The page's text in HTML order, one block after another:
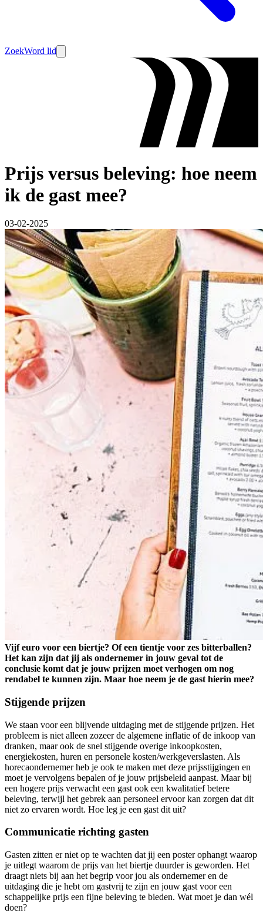
ZoekWord lid
Prijs versus beleving: hoe neem
ik de gast mee?
03-02-2025
Vijf euro voor een biertje? Of een tientje voor zes bitterballen?
Het kan zijn dat jij als ondernemer in jouw geval tot de
conclusie komt dat je jouw prijzen moet verhogen om nog
rendabel te kunnen zijn. Maar hoe neem je de gast hierin mee?
Stijgende prijzen
We staan voor een blijvende uitdaging met de stijgende prijzen. Het
probleem is niet alleen zozeer de algemene inflatie of de inkoop van
dranken, maar ook de snel stijgende overige inkoopkosten,
energiekosten, huren en personele kosten/werkgeverslasten. Als
horecaondernemer heb je ook te maken met deze prijsstijgingen en
moet je vervolgens bepalen of je jouw prijsbeleid aanpast. Maar bij
een hogere prijs verwacht een gast ook een kwalitatief betere
beleving, terwijl het gebrek aan personeel ervoor kan zorgen dat dit
niet zo ervaren wordt. Hoe leg je een gast dit uit?
Communicatie richting gasten
Gasten zitten er niet op te wachten dat jij een poster ophangt waarop
je uitlegt waarom de prijs van het biertje duurder is geworden. Het
draagt niets bij aan het begrip voor jou als ondernemer en de
uitdaging die je hebt om gastvrij te zijn en jouw gast voor een
schappelijke prijs een fijne beleving te bieden. Wat moet je dan wél
doen?